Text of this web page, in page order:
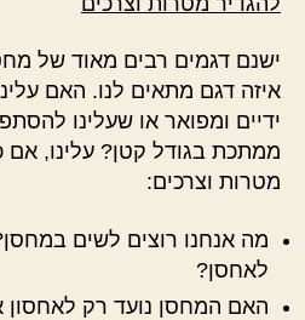
ישנם דגמים רבים מאוד של
איזה דגם מתאים לנו. האם
ידיים ומפואר או שעלינו
ממתכת בגודל קטן? עלינו, אם
מטרות וצרכים:
מה אנחנו רוצים לשים
לאחסן?
האם המחסן נועד רק